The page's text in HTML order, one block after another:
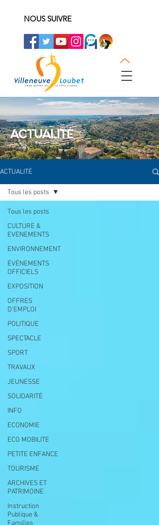
NOUS SUIVRE
ACTUALITÉ
ACTUALITÉ
Tous les posts
CULTURE &
EVENEMENTS
ENVIRONNEMENT
ÉVÉNEMENTS
OFFICIELS
EXPOSITION
OFFRES
D'EMPLOI
POLITIQUE
SPECTACLE
SPORT
TRAVAUX
JEUNESSE
SOLIDARITÉ
INFO
ECONOMIE
ECO MOBILITE
PETITE ENFANCE
TOURISME
ARCHIVES ET
PATRIMOINE
Instruction
Publique &
Familles
Tous les posts